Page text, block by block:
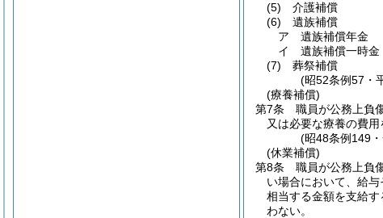
(5)
介護補償
(6)
遺族補償
ア
遺族補償年金
イ
遺族補償一時金
(7)
葬祭補償
(昭52条例57・
(療養補償)
第7条
職員が公務上負
又は必要な療養の費用
(昭48条例149
(休業補償)
第8条
職員が公務上負
い場合において、給
相当する金額を支給す
わない。